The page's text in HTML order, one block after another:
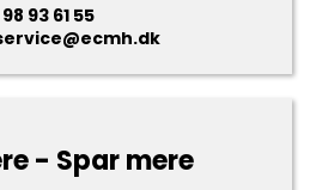
98 93 61 55
- Spar mere